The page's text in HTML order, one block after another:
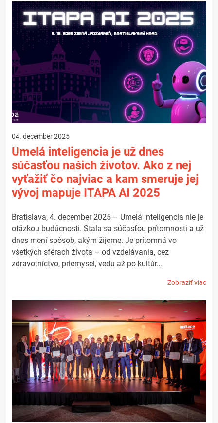
04. december 2025
Umelá inteligencia je už dnes
súčasťou našich životov. Ako z nej
vyťažiť čo najviac a kam smeruje jej
vývoj mapuje ITAPA AI 2025
Bratislava, 4. december 2025 – Umelá inteligencia nie je
otázkou budúcnosti. Stala sa súčasťou prítomnosti a už
dnes mení spôsob, akým žijeme. Je prítomná vo
všetkých sférach života – od vzdelávania, cez
zdravotníctvo, priemysel, vedu až po kultúr…
Zobraziť viac